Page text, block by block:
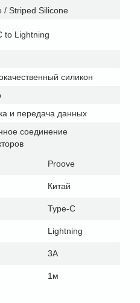
/ Striped Silicone
to Lightning
силикон
и передача данных
соединение
Proove
Китай
Type-C
Lightning
3A
1м